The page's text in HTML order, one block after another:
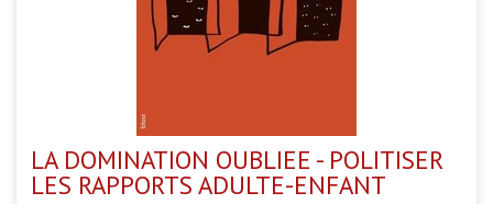
LA DOMINATION OUBLIEE - POLITISER
LES RAPPORTS ADULTE-ENFANT